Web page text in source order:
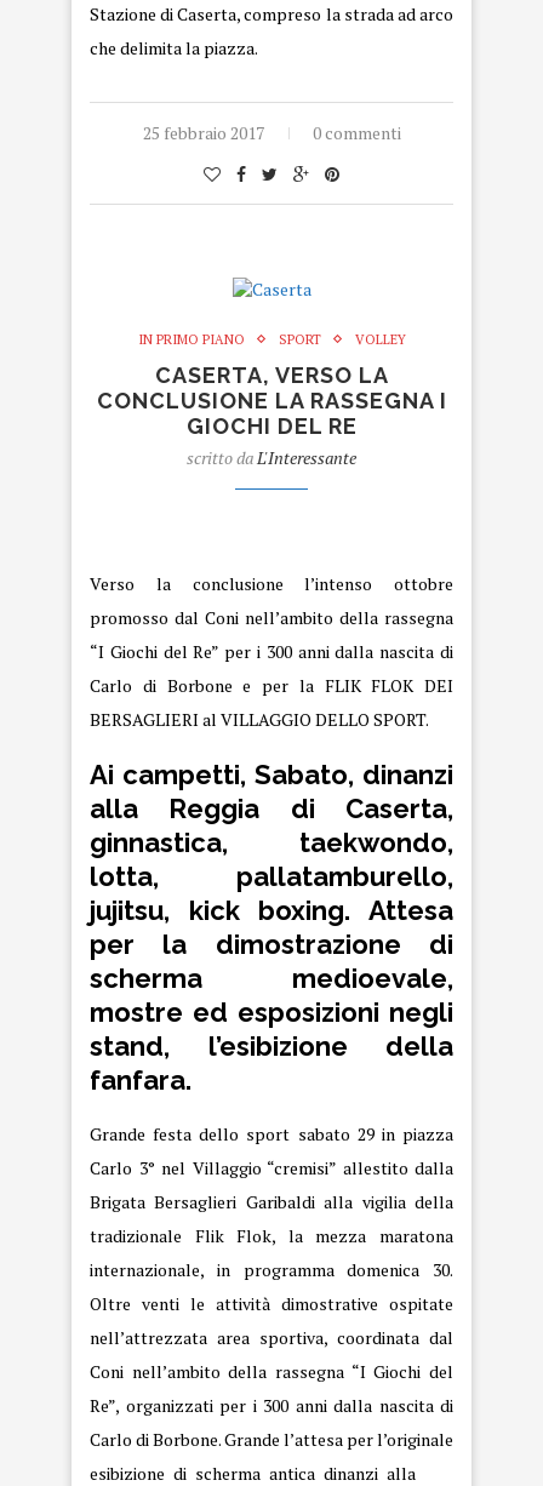
Stazione di Caserta, compreso la strada ad arco
che delimita la piazza.
25 febbraio 2017 0 commenti
IN PRIMO PIANO SPORT VOLLEY
CASERTA, VERSO LA
CONCLUSIONE LA RASSEGNA I
GIOCHI DEL RE
scritto da L'Interessante
Verso la conclusione l’intenso ottobre
promosso dal Coni nell’ambito della rassegna
“I Giochi del Re” per i 300 anni dalla nascita di
Carlo di Borbone e per la FLIK FLOK DEI
BERSAGLIERI al VILLAGGIO DELLO SPORT.
Ai campetti, Sabato, dinanzi
alla Reggia di Caserta,
ginnastica, taekwondo,
lotta, pallatamburello,
jujitsu, kick boxing. Attesa
per la dimostrazione di
scherma medioevale,
mostre ed esposizioni negli
stand, l’esibizione della
fanfara.
Grande festa dello sport sabato 29 in piazza
Carlo 3° nel Villaggio “cremisi” allestito dalla
Brigata Bersaglieri Garibaldi alla vigilia della
tradizionale Flik Flok, la mezza maratona
internazionale, in programma domenica 30.
Oltre venti le attività dimostrative ospitate
nell’attrezzata area sportiva, coordinata dal
Coni nell’ambito della rassegna “I Giochi del
Re”, organizzati per i 300 anni dalla nascita di
Carlo di Borbone. Grande l’attesa per l’originale
esibizione di scherma antica dinanzi alla